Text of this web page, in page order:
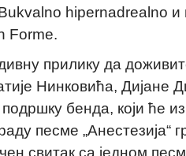
hipernadrealno и
Forme.
прилику да
Нинковића, Дијане
бенда, који ће
песме „Анестезија“
свитак са једном